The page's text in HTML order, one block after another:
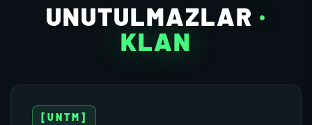
UNUTULMAZLAR ·
KLAN
[UNTM]